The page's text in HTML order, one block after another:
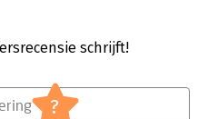
te maken heeft met
onderbouwd verhaal
zelf om te gooien.
schrijft!
?